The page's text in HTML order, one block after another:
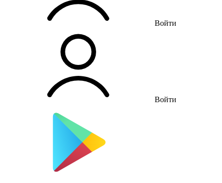
Войти
Войти